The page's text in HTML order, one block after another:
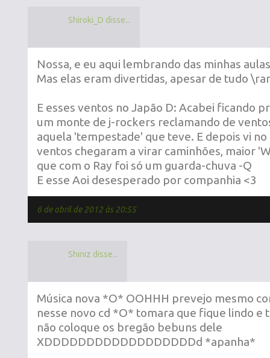
Shiroki_D disse...
Nossa, e eu aqui lembrando das minhas
Mas elas eram divertidas, apesar de tudo
E esses ventos no Japão D: Acabei ficando
um monte de j-rockers reclamando de
aquela 'tempestade' que teve. E depois vi
ventos chegaram a virar caminhões, maior
que com o Ray foi só um guarda-chuva -Q
E esse Aoi desesperado por companhia <3
6 de abril de 2012 às 20:55
Shiniz disse...
Música nova *O* OOHHH prevejo mesmo
nesse novo cd *O* tomara que fique lindo e
não coloque os bregão bebuns dele
XDDDDDDDDDDDDDDDDDDd *apanha*